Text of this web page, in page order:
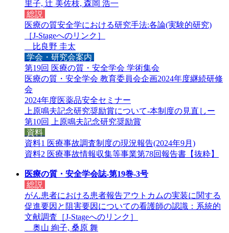
里子, 辻 美佐枝, 森岡 浩一
総説
医療の質安全学における研究手法:各論(実験的研究)
［J-Stageへのリンク ］
比良野 圭太
学会・研究会案内
第19回 医療の質・安全学会 学術集会
医療の質・安全学会 教育委員会企画2024年度継続研修
会
2024年度医薬品安全セミナー
上原鳴夫記念研究奨励賞について-本制度の見直しー
第10回 上原鳴夫記念研究奨励賞
資料
資料1 医療事故調査制度の現況報告(2024年9月)
資料2 医療事故情報収集等事業第78回報告書【抜粋】
医療の質・安全学会誌-第19巻-3号
総説
がん患者における患者報告アウトカムの実装に関する
促進要因と阻害要因についての看護師の認識：系統的
文献調査［J-Stageへのリンク ］
奥山 絢子, 桑原 舞